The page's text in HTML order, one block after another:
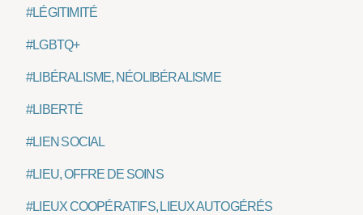
#LÉGITIMITÉ
#LGBTQ+
#LIBÉRALISME, NÉOLIBÉRALISME
#LIBERTÉ
#LIEN SOCIAL
#LIEU, OFFRE DE SOINS
#LIEUX COOPÉRATIFS, LIEUX AUTOGÉRÉS